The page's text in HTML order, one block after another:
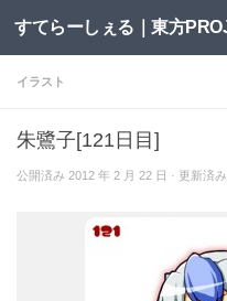
コンテンツへスキップ
イラスト
朱鷺子[121日目]
公開済み 2012 年 2 月 22 日 · 更新済み